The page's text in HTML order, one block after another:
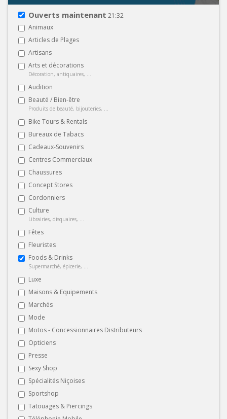
Ouverts maintenant 21:32
Animaux
Articles de Plages
Artisans
Arts et décorations
Décoration, antiquaires, ...
Audition
Beauté / Bien-être
Produits de beauté, bijouteries, ...
Bike Tours & Rentals
Bureaux de Tabacs
Cadeaux-Souvenirs
Centres Commerciaux
Chaussures
Concept Stores
Cordonniers
Culture
Librairies, disquaires, ...
Fêtes
Fleuristes
Foods & Drinks
Supermarché, épicerie, ...
Luxe
Maisons & Equipements
Marchés
Mode
Motos - Concessionnaires Distributeurs
Opticiens
Presse
Sexy Shop
Spécialités Niçoises
Sportshop
Tatouages & Piercings